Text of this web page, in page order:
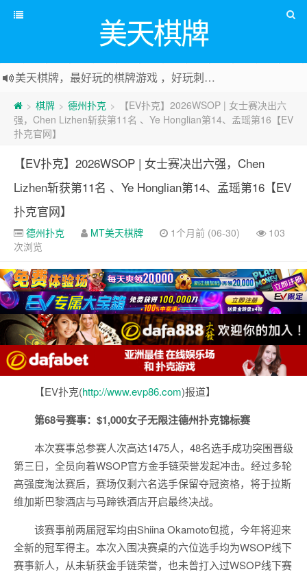
美天棋牌
美天棋牌，最好玩的棋牌游戏 ，好玩刺激可以赚Money，传送门：
> 棋牌 > 德州扑克 >
【EV扑克】2026WSOP | 女士赛决出六
强，Chen Lizhen斩获第11名 、Ye Honglian第14、孟瑶第16【EV
扑克官网】
【EV扑克】2026WSOP | 女士赛决出六强，Chen
Lizhen斩获第11名 、Ye Honglian第14、孟瑶第16【EV
扑克官网】
德州扑克 MT美天棋牌 1个月前 (06-30)
103
次浏览
【EV扑克(http://www.evp86.com)报道】
第68号赛事：$1,000女子无限注德州扑克锦标赛
本次赛事总参赛人次高达1475人，48名选手成功突围晋级
第三日，全员向着WSOP官方金手链荣誉发起冲击。经过多轮
高强度淘汰赛后，赛场仅剩六名选手保留夺冠资格，将于拉斯
维加斯巴黎酒店与马蹄铁酒店开启最终决战。
该赛事前两届冠军均由Shiina Okamoto包揽，今年将迎来
全新的冠军得主。本次入围决赛桌的六位选手均为WSOP线下
赛事新人，从未斩获金手链荣誉，也未曾打入过WSOP线下赛